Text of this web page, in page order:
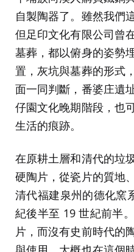
自製陶器了。雖然我們
但足印文化有限公司曾
墓葬，都以俯身的姿勢
置，灰坑與墓葬的形式
面一同判斷，番婆庄遺
仔園文化晚期階段，也
生活的痕跡。
在原耕土層和清代的垃
硬陶片，從瓷片的質地
清代福建泉州的德化窯
紀後半至 19 世紀前半
片，而沒有史前時代的